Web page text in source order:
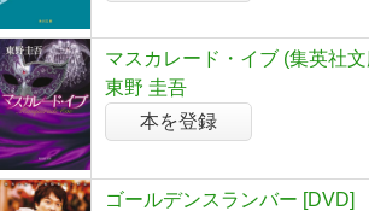
マスカレード・イブ (集英社
東野 圭吾
本を登録
ゴールデンスランバー [DVD]